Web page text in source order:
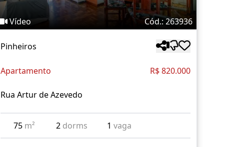
Vídeo Cód.: 263936
Pinheiros
Apartamento R$ 820.000
Rua Artur de Azevedo
75 m² 2 dorms 1 vaga